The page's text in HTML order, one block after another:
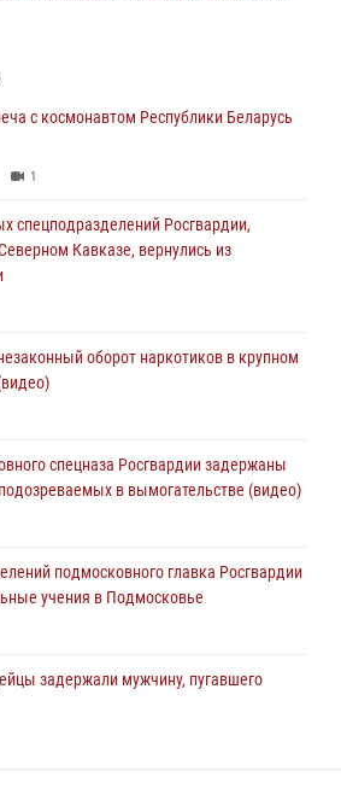
подмосковного главка Росгвардии
подготовки на комплексных учениях
7386 раз выезжали по
объектов в Подмосковье
1
(видео)
с космонавтом Республики Беларусь
1
спецподразделений Росгвардии,
Кавказе, вернулись из
оборот наркотиков в крупном
спецназа Росгвардии задержаны
в вымогательстве (видео)
подмосковного главка Росгвардии
учения в Подмосковье
задержали мужчину, пугавшего